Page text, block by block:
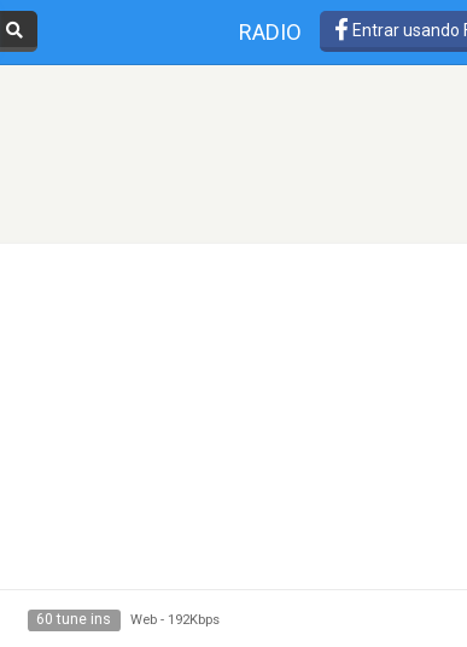
RADIO Entrar usando
60 tune ins Web - 192Kbps